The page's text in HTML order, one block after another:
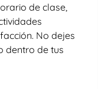
de clase,
No dejes
dentro de tus